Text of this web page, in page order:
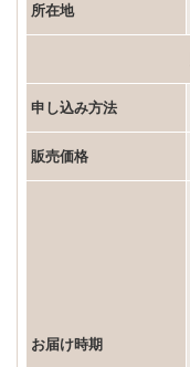
所在地
申し込み方法
販売価格
お届け時期